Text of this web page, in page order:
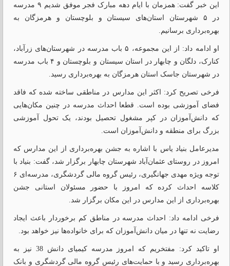
این خبر گفت: همزمان با ایام دهه مبارک فجر موفق شدیم ۹ مدرسه
در ۵ شهرستان استان‌های سیستان و بلوچستان و هرمزگان به
بهره‌برداری برسانیم.
او ادامه داد: از این مجموعه، ۵ باب مدرسه در شهرستان‌های زرآباد،
کنارک، دلگان و چابهار در استان سیستان و بلوچستان و ۴ باب مدرسه
در شهرستان جاسک استان هرمزگان به بهره‌برداری رسید.
فرخی تصریح کرد: اکثر این مدارس در مناطقی ساخته شده که فاقد
فضای آموزشی بوده است. قطعا احداث مدرسه در چنین مکان‌هایی
که دانش‌آموزان در کپر مشغول تحصیل بودند، یک تحول آموزشی
بزرگ برای منطقه و دانش‌آموزان است.
مدیرعامل بنیاد یاس با اشاره به جشن بهره‌برداری از این مدارس که
امروز در روستای عثمان‌آباد شهرستان چابهار برگزار شد، گفت: بنیاد با
توجه ویژه مهدی جهانگیری، رئیس گروه مالی گردشگری، مدرسه‌ای ۶
کلاسه احداث کرده که امروز با حضور مسئولان استانی جشن
بهره‌برداری از این مدارس در این مکان برگزار شد.
فرخی ادامه داد: احداث مدرسه در مناطق کم برخوردار باعث ایجاد
رضایت نه تنها در میان دانش‌آموزان که برای خانواده‌ها نیز خواهد بود.
او تاکید کرد: مفتخریم که امروز مدرسه کیمیای دانش 38 نیز به
بهره‌برداری رسید و با حمایت‌های رئیس گروه مالی گردشگری و بانک